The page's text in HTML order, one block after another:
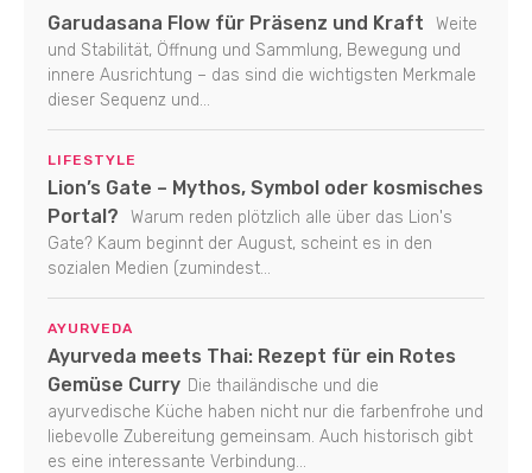
Garudasana Flow für Präsenz und Kraft
Weite
und Stabilität, Öffnung und Sammlung, Bewegung und
innere Ausrichtung – das sind die wichtigsten Merkmale
dieser Sequenz und...
LIFESTYLE
Lion’s Gate – Mythos, Symbol oder kosmisches
Portal?
Warum reden plötzlich alle über das Lion's
Gate? Kaum beginnt der August, scheint es in den
sozialen Medien (zumindest...
AYURVEDA
Ayurveda meets Thai: Rezept für ein Rotes
Gemüse Curry Die thailändische und die
ayurvedische Küche haben nicht nur die farbenfrohe und
liebevolle Zubereitung gemeinsam. Auch historisch gibt
es eine interessante Verbindung...